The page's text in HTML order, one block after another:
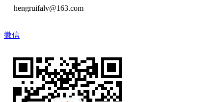
hengruifalv@163.com
微信